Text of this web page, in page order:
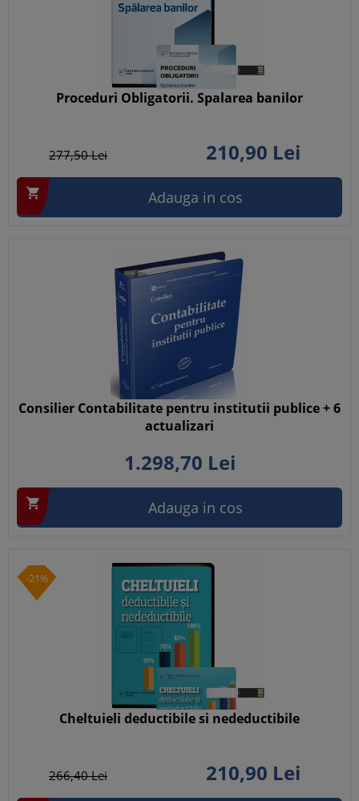
Proceduri Obligatorii. Spalarea banilor
277,50Lei 210,90 Lei
 Adauga in cos
Consilier Contabilitate pentru institutii publice + 6
actualizari
1.298,70 Lei
 Adauga in cos
-21%
Cheltuieli deductibile si nedeductibile
266,40Lei 210,90 Lei